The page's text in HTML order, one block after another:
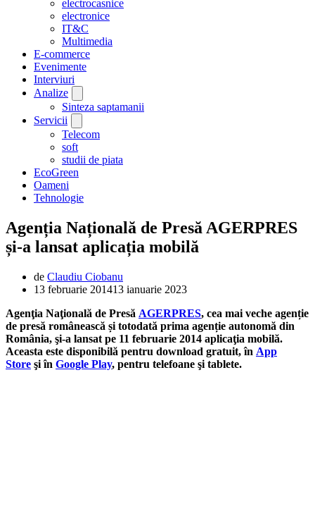
electrocasnice
electronice
IT&C
Multimedia
E-commerce
Evenimente
Interviuri
Analize
Sinteza saptamanii
Servicii
Telecom
soft
studii de piata
EcoGreen
Oameni
Tehnologie
Agenția Națională de Presă AGERPRES
și-a lansat aplicația mobilă
de Claudiu Ciobanu
13 februarie 201413 ianuarie 2023
Agenţia Naţională de Presă AGERPRES, cea mai veche agenție
de presă românească și totodată prima agenție autonomă din
România, şi-a lansat pe 11 februarie 2014 aplicaţia mobilă.
Aceasta este disponibilă pentru download gratuit, în App
Store şi în Google Play, pentru telefoane şi tablete.